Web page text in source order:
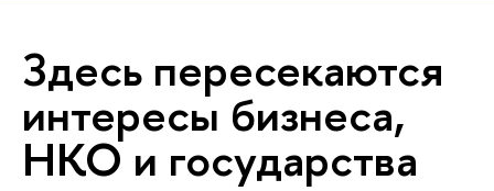
Здесь пересекаются
интересы бизнеса,
НКО и государства